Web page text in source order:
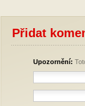
Přidat
Upozornění: